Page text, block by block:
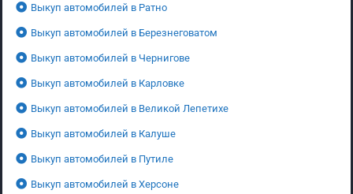
Выкуп автомобилей в Ратно
Выкуп автомобилей в Березнеговатом
Выкуп автомобилей в Чернигове
Выкуп автомобилей в Карловке
Выкуп автомобилей в Великой Лепетихе
Выкуп автомобилей в Калуше
Выкуп автомобилей в Путиле
Выкуп автомобилей в Херсоне